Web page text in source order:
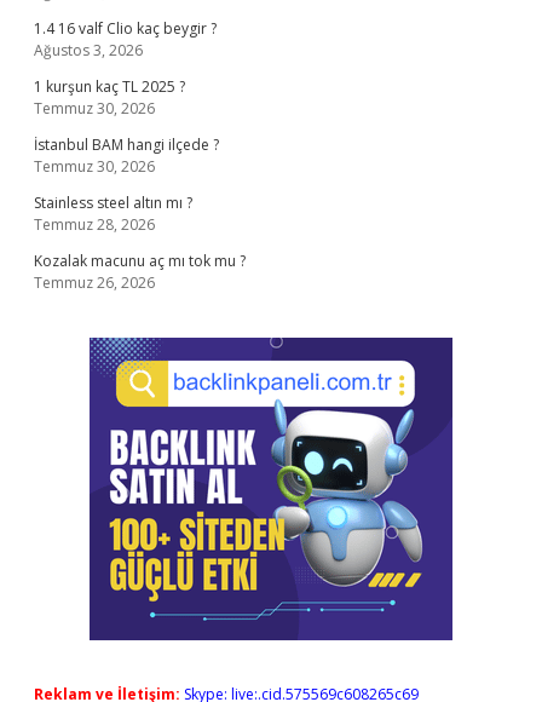
1.4 16 valf Clio kaç beygir ?
Ağustos 3, 2026
1 kurşun kaç TL 2025 ?
Temmuz 30, 2026
İstanbul BAM hangi ilçede ?
Temmuz 30, 2026
Stainless steel altın mı ?
Temmuz 28, 2026
Kozalak macunu aç mı tok mu ?
Temmuz 26, 2026
Reklam ve İletişim: Skype: live:.cid.575569c608265c69